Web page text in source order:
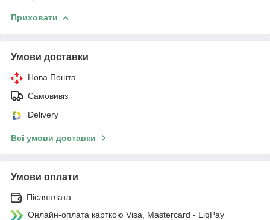
Приховати
Умови доставки
Нова Пошта
Самовивіз
Delivery
Всі умови доставки
Умови оплати
Післяплата
Онлайн-оплата карткою Visa, Mastercard - LiqPay